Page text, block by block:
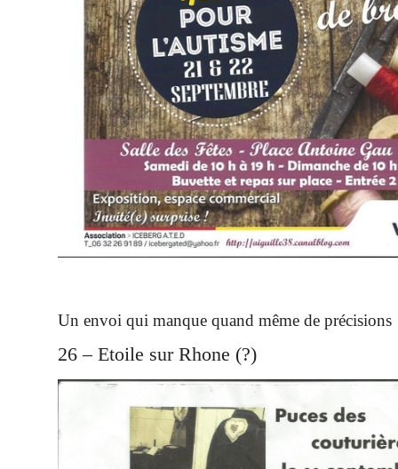
Un envoi qui manque quand même de
26 – Etoile sur Rhone (?)